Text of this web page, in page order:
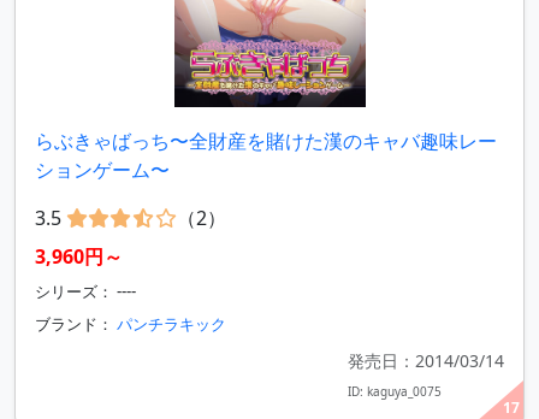
17
らぶきゃばっち〜全財産を賭けた漢のキャバ趣味レー
ションゲーム〜
3.5
（2）
3,960円～
シリーズ： ----
ブランド： パンチラキック
発売日：2014/03/14
ID: kaguya_0075